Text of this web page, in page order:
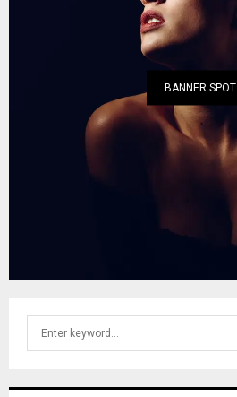
BANNER SPOT